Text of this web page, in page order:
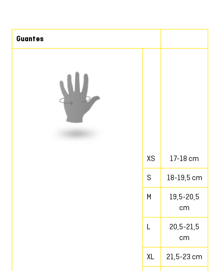
Guantes
XS 17-18 cm
S 18-19,5 cm
M
19,5-20,5
cm
L
20,5-21,5
cm
XL 21,5-23 cm